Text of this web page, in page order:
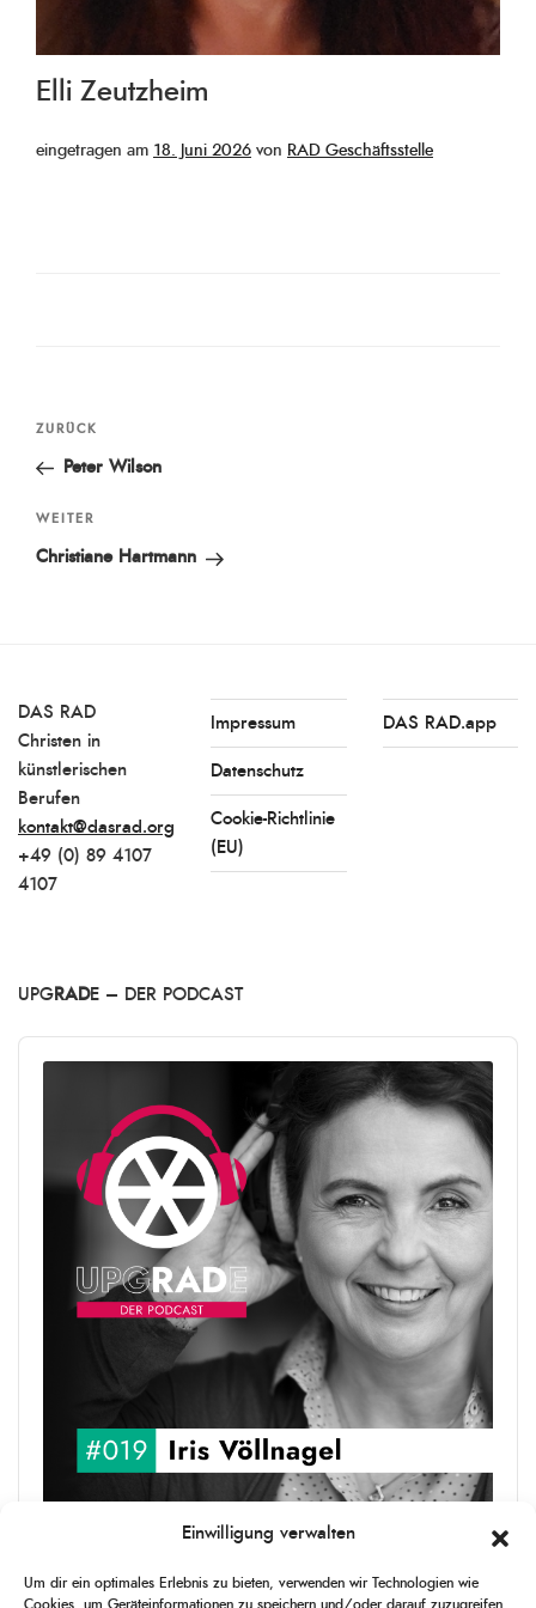
Einwilligung verwalten
Um dir ein optimales Erlebnis zu bieten, verwenden wir Technologien wie
Cookies, um Geräteinformationen zu speichern und/oder darauf zuzugreifen.
Elli Zeutzheim
eingetragen am Veröffentlicht
18. Juni 2026 von RAD Geschäftsstelle
Beitragsnavigation
Vorheriger
Beitrag
ZURÜCK
Peter Wilson
Nächster
Beitrag
WEITER
Christiane Hartmann
DAS RAD
Christen in
künstlerischen
Berufen
kontakt@dasrad.org
+49 (0) 89 4107
4107
Impressum
Datenschutz
Cookie-Richtlinie
(EU)
DAS RAD.app
UPG RADE – DER PODCAST
Audio
upgRADe #019 Iris Völlnagel
und gearbeitet, spricht mehrere Sprachen und berichtet